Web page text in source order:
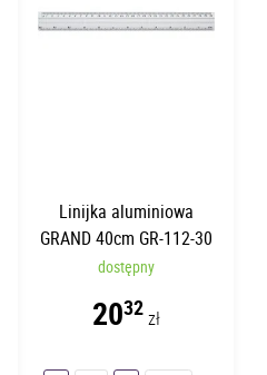
Linijka aluminiowa
GRAND 40cm GR-112-30
dostępny
2032zł